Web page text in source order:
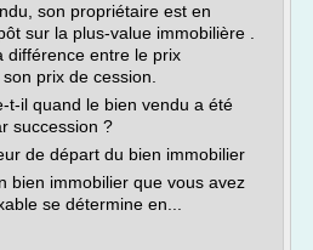
son propriétaire est en
sur la plus-value immobilière .
différence entre le prix
prix de cession.
t-il quand le bien vendu a été
succession ?
de départ du bien immobilier
bien immobilier que vous avez
se détermine en...